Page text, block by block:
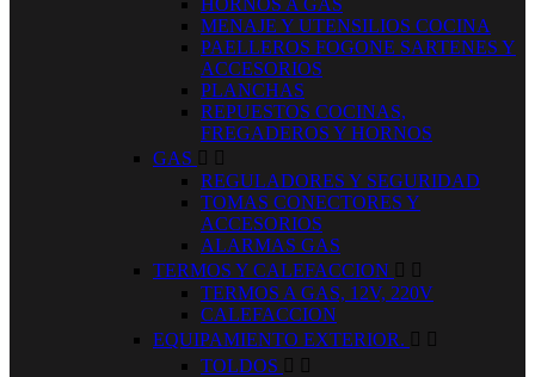
HORNOS A GAS
MENAJE Y UTENSILIOS COCINA
PAELLEROS FOGONE SARTENES Y
ACCESORIOS
PLANCHAS
REPUESTOS COCINAS,
FREGADEROS Y HORNOS
GAS  
REGULADORES Y SEGURIDAD
TOMAS CONECTORES Y
ACCESORIOS
ALARMAS GAS
TERMOS Y CALEFACCION  
TERMOS A GAS, 12V, 220V
CALEFACCION
EQUIPAMIENTO EXTERIOR.  
TOLDOS  